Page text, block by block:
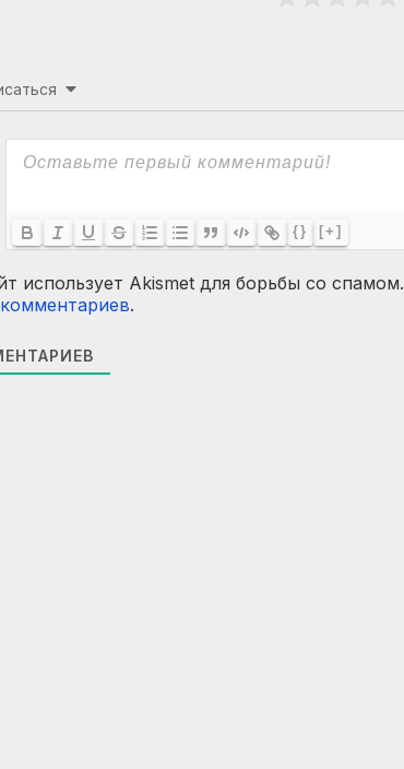
{} [+]
использует Akismet для борьбы со спамом.
.